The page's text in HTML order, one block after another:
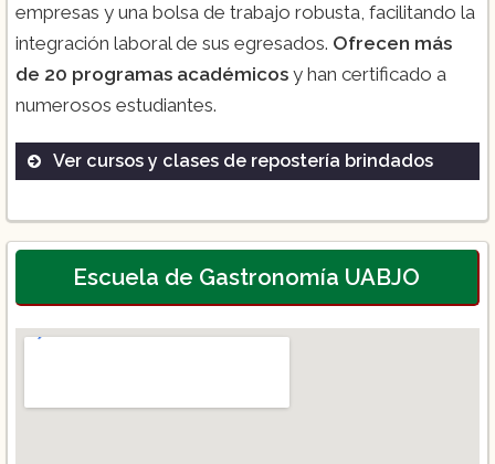
empresas y una bolsa de trabajo robusta, facilitando la
integración laboral de sus egresados. Ofrecen más
de 20 programas académicos y han certificado a
numerosos estudiantes.
Ver cursos y clases de repostería brindados
Pastelería Avanzada
Decoración de Pasteles
Escuela de Gastronomía UABJO